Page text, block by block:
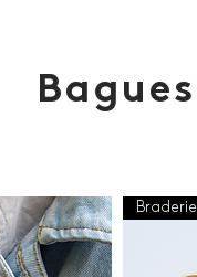
Bagues
Braderie